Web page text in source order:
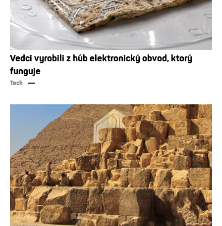
Vedci vyrobili z húb elektronický obvod, ktorý
funguje
Tech